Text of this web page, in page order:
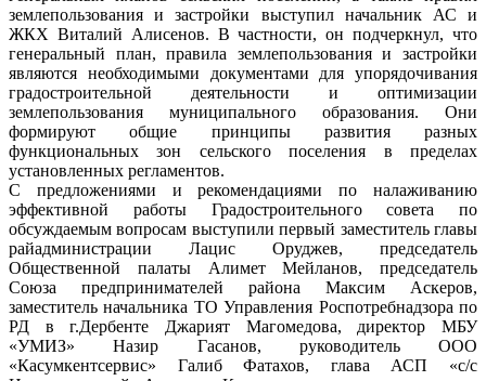
землепользования и застройки выступил начальник АС и
ЖКХ Виталий Алисенов. В частности, он подчеркнул, что
генеральный план, правила землепользования и застройки
являются необходимыми документами для упорядочивания
градостроительной деятельности и оптимизации
землепользования муниципального образования. Они
формируют общие принципы развития разных
функциональных зон сельского поселения в пределах
установленных регламентов.
С предложениями и рекомендациями по налаживанию
эффективной работы Градостроительного совета по
обсуждаемым вопросам выступили первый заместитель главы
райадминистрации Лацис Оруджев, председатель
Общественной палаты Алимет Мейланов, председатель
Союза предпринимателей района Максим Аскеров,
заместитель начальника ТО Управления Роспотребнадзора по
РД в г.Дербенте Джарият Магомедова, директор МБУ
«УМИЗ» Назир Гасанов, руководитель ООО
«Касумкентсервис» Галиб Фатахов, глава АСП «с/с